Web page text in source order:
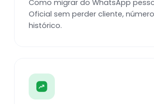
Como migrar do WhatsApp
Oficial sem perder cliente,
histórico.